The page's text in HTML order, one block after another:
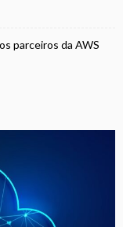
parceiros da AWS